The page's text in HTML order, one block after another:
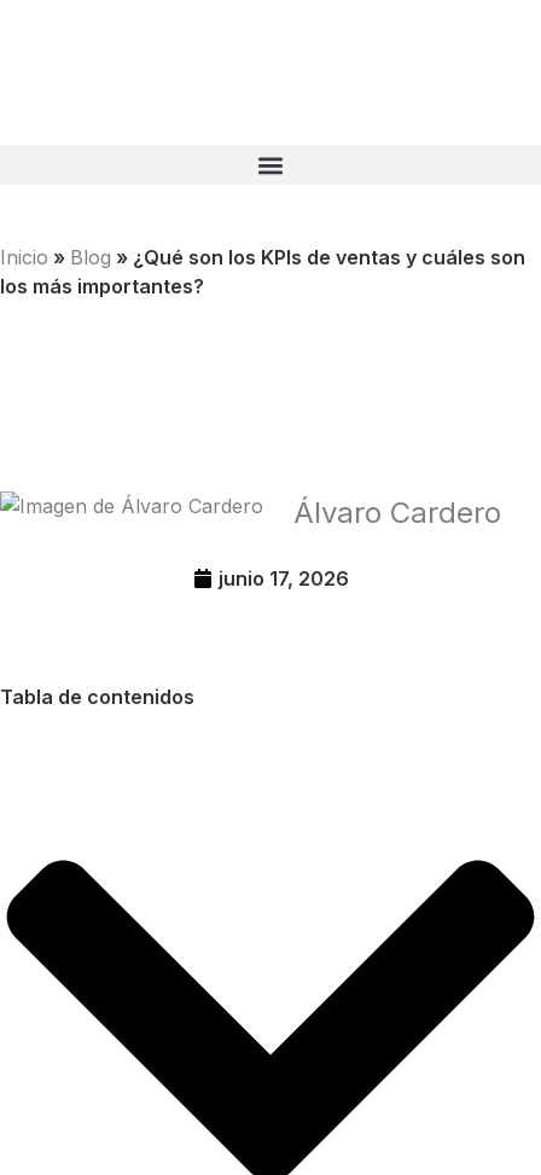
Inicio » Blog » ¿Qué son los KPIs de ventas y cuáles son
los más importantes?
Álvaro Cardero
junio 17, 2026
Tabla de contenidos